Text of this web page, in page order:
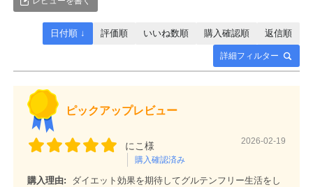
詳細フィルター
日付順 ↓ 評価順 いいね数順 購入確認順 返信順
ピックアップレビュー
にこ様
購入確認済み
2026-02-19
購入理由:
ダイエット効果を期待してグルテンフリー生活をし